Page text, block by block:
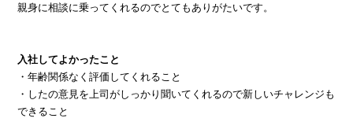
親身に相談に乗ってくれるのでとてもありがたいです。
入社してよかったこと
・年齢関係なく評価してくれること
・したの意見を上司がしっかり聞いてくれるので新しいチャレンジも
できること